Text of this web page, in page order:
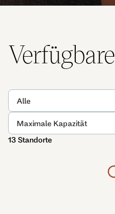
Alle
Maximale Kapazität
13 Standorte